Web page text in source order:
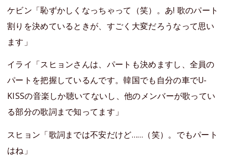
ケビン「恥ずかしくなっちゃって（笑）。あ! 歌のパート
割りを決めているときが、すごく大変だろうなって思い
ます」
イライ「スヒョンさんは、パートも決めますし、全員の
パートを把握しているんです。韓国でも自分の車でU-
KISSの音楽しか聴いてないし、他のメンバーが歌ってい
る部分の歌詞まで知ってます」
スヒョン「歌詞までは不安だけど……（笑）。でもパート
はね」